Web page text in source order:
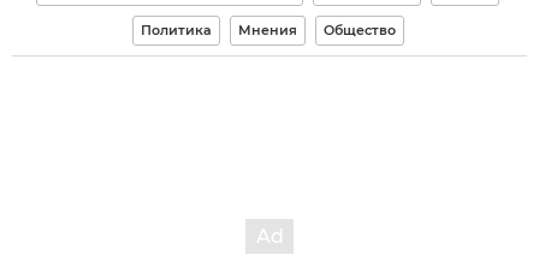
Политика Мнения Общество